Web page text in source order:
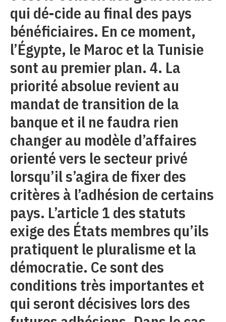
qui dé-cide au final des pays
bénéficiaires. En ce moment,
l’Égypte, le Maroc et la Tunisie
sont au premier plan. 4. La
priorité absolue revient au
mandat de transition de la
banque et il ne faudra rien
changer au modèle d’affaires
orienté vers le secteur privé
lorsqu’il s’agira de fixer des
critères à l’adhésion de certains
pays. L’article 1 des statuts
exige des États membres qu’ils
pratiquent le pluralisme et la
démocratie. Ce sont des
conditions très importantes et
qui seront décisives lors des